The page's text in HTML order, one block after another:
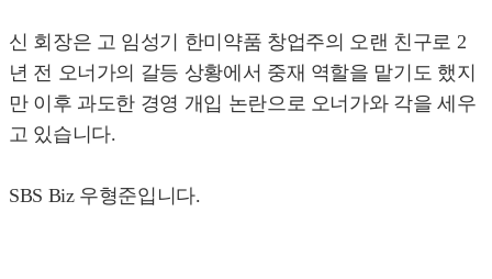
신 회장은 고 임성기 한미약품 창업주의 오랜 친구로 2
년 전 오너가의 갈등 상황에서 중재 역할을 맡기도 했지
만 이후 과도한 경영 개입 논란으로 오너가와 각을 세우
고 있습니다.
SBS Biz 우형준입니다.